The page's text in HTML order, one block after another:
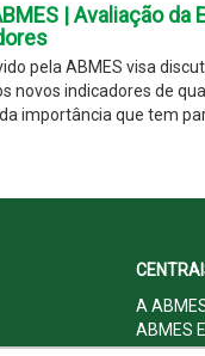
| Avaliação
pela ABMES visa
novos indicadores de
importância que tem
A
ABMES